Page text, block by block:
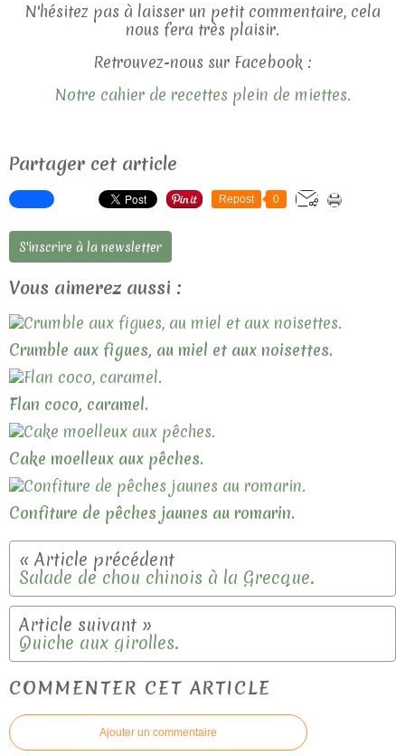
N'hésitez pas à laisser un petit commentaire, cela
nous fera très plaisir.
Retrouvez-nous sur Facebook :
Notre cahier de recettes plein de miettes.
Partager cet article
Repost 0
S'inscrire à la newsletter
Vous aimerez aussi :
Crumble aux figues, au miel et aux noisettes.
Flan coco, caramel.
Cake moelleux aux pêches.
Confiture de pêches jaunes au romarin.
Salade de chou chinois à la Grecque.
Quiche aux girolles.
COMMENTER CET ARTICLE
Ajouter un commentaire